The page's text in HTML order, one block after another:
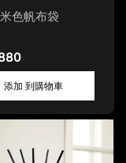
色帆布袋
添加 到購物車